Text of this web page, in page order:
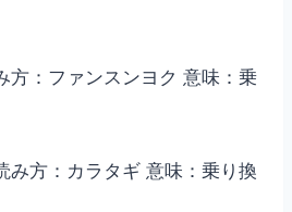
方：ファンスンヨク 意味：乗
み方：カラタギ 意味：乗り換